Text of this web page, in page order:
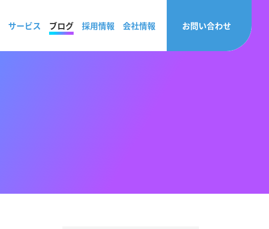
サービス ブログ 採用情報 会社情報 お問い合わせ